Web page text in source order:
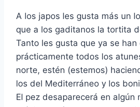
A los japos les gusta más un
que a los gaditanos la tortita
Tanto les gusta que ya se han
prácticamente todos los
norte, estén (estemos)
los del Mediterráneo y los
El pez desaparecerá en algún